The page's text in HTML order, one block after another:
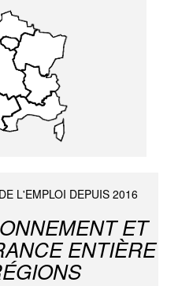
L'EMPLOI DEPUIS 2016
ET
ENTIÈRE